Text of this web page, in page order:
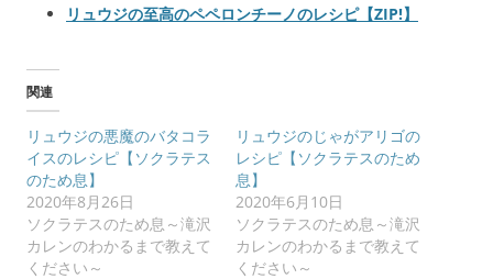
リュウジの至高のペペロンチーノのレシピ【ZIP!】
関連
リュウジの悪魔のバタコラ
イスのレシピ【ソクラテス
のため息】
2020年8月26日
ソクラテスのため息～滝沢
カレンのわかるまで教えて
ください～
リュウジのじゃがアリゴの
レシピ【ソクラテスのため
息】
2020年6月10日
ソクラテスのため息～滝沢
カレンのわかるまで教えて
ください～